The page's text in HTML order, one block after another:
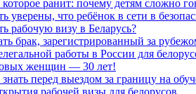
ранит: почему детям сложно
уверены, что ребёнок в сети в
рабочую визу в Беларусь?
брак, зарегистрированный за
работы в России для
женщин — 30 лет!
перед выездом за границу на
рабочей визы для белорусов